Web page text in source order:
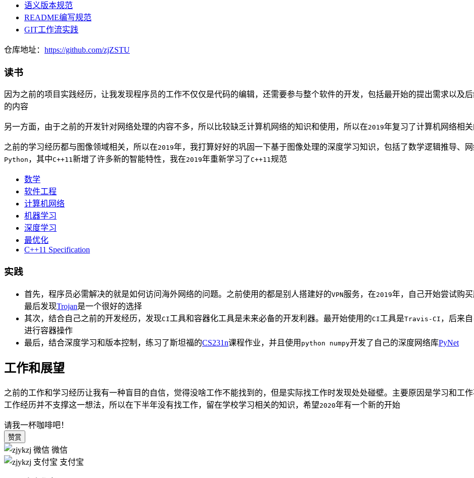
语义版本规范
README编写规范
GIT工作流实践
仓库地址： https://github.com/zjZSTU
读书
因为之前的项目实践经历，让我发现程序员的工作不仅仅是代码的编辑，还需要参与整个软件的开发，包括最开始的提出需求以及
的内容
另一方面，由于之前的开发针对网络处理的内容不多，所以比较缺乏计算机网络的知识和使用，所以在2019年复习了计算机网络相
之前的学习经历都与图像领域相关，所以在2019年，我打算好好的巩固一下基于图像处理的深度学习知识，包括了数学逻辑推导、
Python ，其中C++11新增了许多新的智能特性，我在2019年重新学习了C++11规范
数学
软件工程
计算机网络
机器学习
深度学习
最优化
C++11 Specification
实践
首先，程序员必需解决的就是如何访问海外网络的问题。之前使用的都是别人搭建好的VPN服务，在2019年，自己开始尝试购
最后发现Trojan是一个很好的选择
其次，结合自己之前的开发经历，发现CI工具和容器化工具是未来必备的开发利器。最开始使用的CI工具是Travis-CI ，后来
进行容器操作
最后，结合深度学习和版本控制，练习了斯坦福的CS231n课程作业，并且使用 python numpy开发了自己的深度网络库PyNet
工作和展望
之前的工作和学习经历让我有一种盲目的自信，觉得没啥工作不能找到的，但是实际找工作时发现处处碰壁。主要原因是学习和工
工作经历并不支撑这一想法，所以在下半年没有找工作，留在学校学习相关的知识，希望2020年有一个新的开始
请我一杯咖啡吧！
赞赏
微信
支付宝